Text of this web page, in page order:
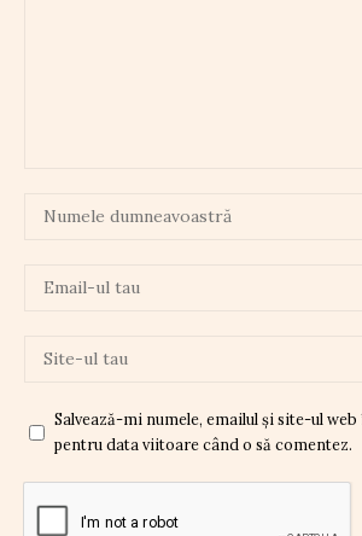
Salvează-mi numele, emailul și site-ul
pentru data viitoare când o să comentez.